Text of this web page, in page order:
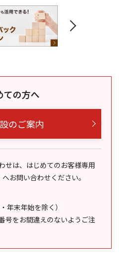
ての方へ
のご案内
せは、はじめてのお客様専用
へお問い合わせください。
年末年始を除く）
号をお間違えのないようご注